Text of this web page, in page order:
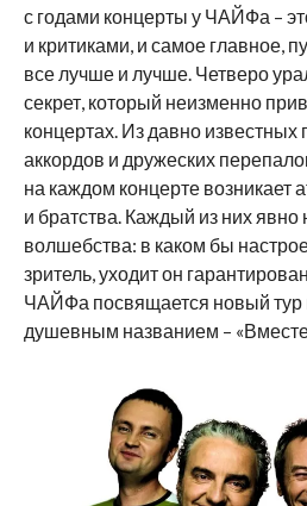
с годами концерты у ЧАЙФа –
и критиками, и самое главное,
все лучше и лучше. Четверо
секрет, который неизменно
концертах. Из давно
аккордов и дружеских
на каждом концерте возникает
и братства. Каждый из них явно
волшебства: в каком бы
зритель, уходит он
ЧАЙФа посвящается новый тур
душевным названием –